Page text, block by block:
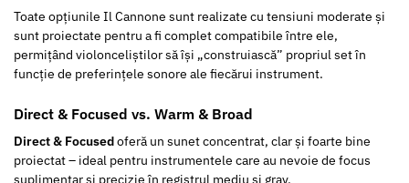
Toate opțiunile Il Cannone sunt realizate cu tensiuni moderate și
sunt proiectate pentru a fi complet compatibile între ele,
permițând violonceliștilor să își „construiască” propriul set în
funcție de preferințele sonore ale fiecărui instrument.
Direct & Focused vs. Warm & Broad
Direct & Focusedoferă un sunet concentrat, clar și foarte bine
proiectat – ideal pentru instrumentele care au nevoie de focus
suplimentar și precizie în registrul mediu și grav.